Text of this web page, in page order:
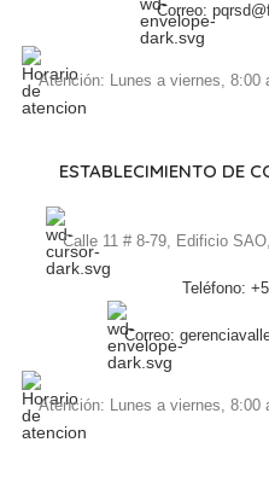
Correo:
Atención: Lunes a viernes,
ESTABLECIMIENTO DE
Calle 11 # 8-79, Edificio
Teléfono:
Correo:
Atención: Lunes a viernes,